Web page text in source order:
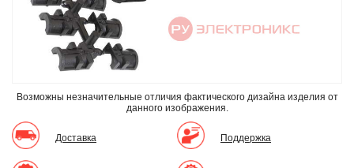
Возможны незначительные отличия фактического дизайна изделия от
данного изображения.
Доставка Поддержка